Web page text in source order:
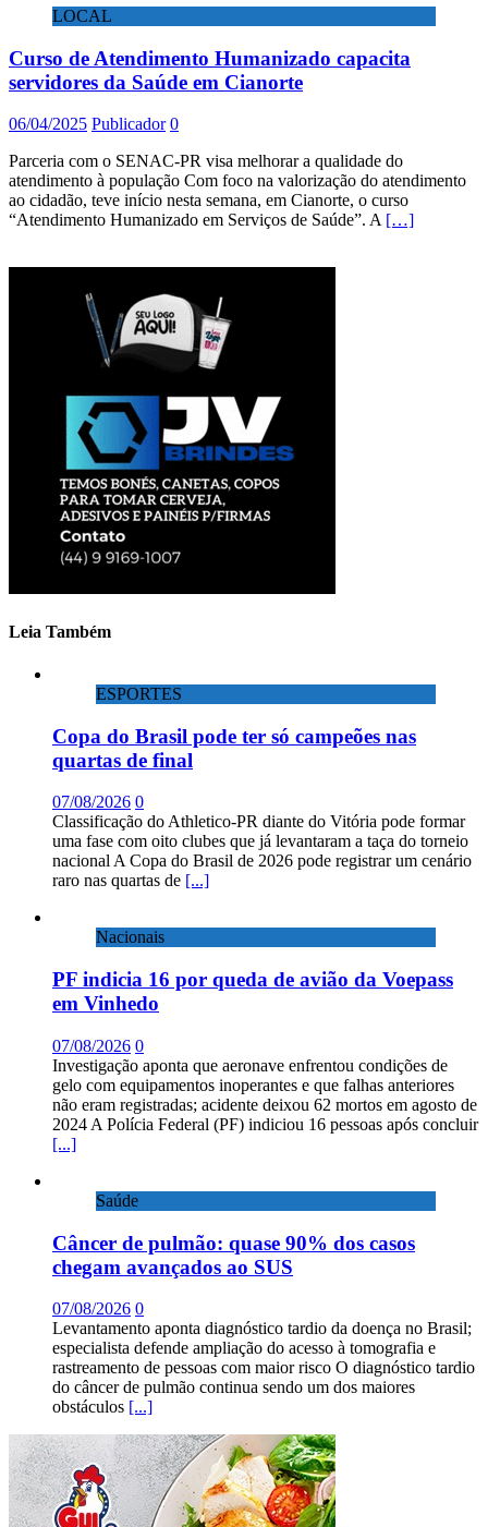
LOCAL
Curso de Atendimento Humanizado capacita
servidores da Saúde em Cianorte
06/04/2025 Publicador 0
Parceria com o SENAC-PR visa melhorar a qualidade do
atendimento à população Com foco na valorização do atendimento
ao cidadão, teve início nesta semana, em Cianorte, o curso
“Atendimento Humanizado em Serviços de Saúde”. A […]
Leia Também
ESPORTES
Copa do Brasil pode ter só campeões nas
quartas de final
07/08/2026 0
Classificação do Athletico-PR diante do Vitória pode formar
uma fase com oito clubes que já levantaram a taça do torneio
nacional A Copa do Brasil de 2026 pode registrar um cenário
raro nas quartas de [...]
Nacionais
PF indicia 16 por queda de avião da Voepass
em Vinhedo
07/08/2026 0
Investigação aponta que aeronave enfrentou condições de
gelo com equipamentos inoperantes e que falhas anteriores
não eram registradas; acidente deixou 62 mortos em agosto de
2024 A Polícia Federal (PF) indiciou 16 pessoas após concluir
[...]
Saúde
Câncer de pulmão: quase 90% dos casos
chegam avançados ao SUS
07/08/2026 0
Levantamento aponta diagnóstico tardio da doença no Brasil;
especialista defende ampliação do acesso à tomografia e
rastreamento de pessoas com maior risco O diagnóstico tardio
do câncer de pulmão continua sendo um dos maiores
obstáculos [...]